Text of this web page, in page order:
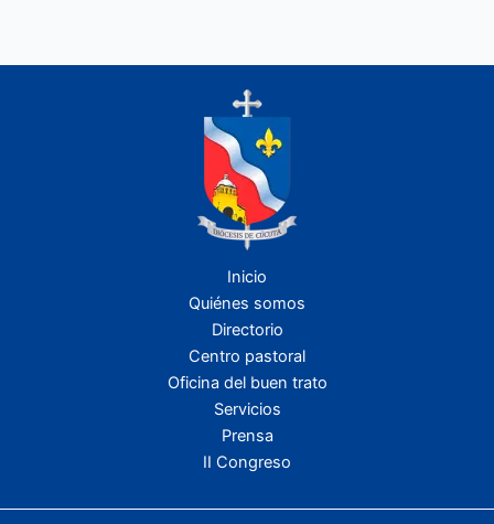
Inicio
Quiénes somos
Directorio
Centro pastoral
Oficina del buen trato
Servicios
Prensa
II Congreso